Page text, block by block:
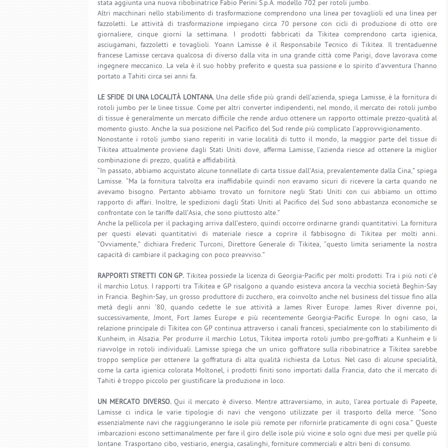
stata aggiunta una nuova ribobinatrice Fabio Perini S.p.A. modello 702 per rotoli jumbo.
Altri macchinari nello stabilimento di trasformazione comprendono una linea per tovaglioli ed una linea per
fazzoletti. Le attività di trasformazione impiegano circa 70 persone con cicli di produzione di otto ore
giornaliere, cinque giorni la settimana. I prodotti fabbricati da Tikitea comprendono carta igienica,
asciugamani, fazzoletti e tovaglioli. Yoann Lamisse è il Responsabile Tecnico di Tikitea. Il trentaduenne
francese Lamisse cercava qualcosa di diverso dalla vita in una grande città come Parigi, dove lavorava come
ingegnere meccanico. La vela è il suo hobby preferito e questa sua passione e lo spirito d’avventura l’hanno
portato a Tahiti circa sei anni fa.
LE SFIDE DI UNA LOCALITÀ LONTANA. Una delle sfide più grandi dell’azienda, spiega Lamisse, è la fornitura di
rotoli jumbo per le linee tissue. Come per altri converter indipendenti, nel mondo, il mercato dei rotoli jumbo
di tissue è generalmente un mercato difficile che rende arduo ottenere un rapporto ottimale prezzo-qualità al
momento giusto. Anche la sua posizione nel Pacifico del Sud rende più complicato l’approvvigionamento.
Nonostante i rotoli jumbo siano reperiti in varie località di tutto il mondo, la maggior parte del tissue di
Tikitea attualmente proviene dagli Stati Uniti dove, afferma Lamisse, l’azienda riesce ad ottenere la miglior
combinazione di prezzo, qualità e affidabilità.
“In passato, abbiamo acquistato alcune tonnellate di carta tissue dall’Asia, prevalentemente dalla Cina,” spiega
Lamisse. “Ma la fornitura talvolta era inaffidabile quindi non eravamo sicuri di ricevere la carta quando ne
avevamo bisogno. Pertanto abbiamo trovato un fornitore negli Stati Uniti con cui abbiamo un ottimo
rapporto di affari. Inoltre, le spedizioni dagli Stati Uniti al Pacifico del Sud sono abbastanza economiche se
confrontate con le tariffe dall’Asia, che sono piuttosto alte.”
Anche la pellicola per il packaging arriva dall’estero, quindi occorre ordinarne grandi quantitativi. La fornitura
per questi elevati quantitativi di materiale riesce a coprire il fabbisogno di Tikitea per molti anni.
“Ovviamente,” dichiara Frederic Turconi, Direttore Generale di Tikitea, “questo limita seriamente la nostra
capacità di cambiare il packaging con poco preavviso.”
RAPPORTI STRETTI CON GP. Tikitea possiede la licenza di Georgia-Pacific per molti prodotti. Tra i più noti c’è
il marchio Lotus. I rapporti tra Tikitea e GP risalgono a quando esisteva ancora la vecchia società Beghin-Say
in Francia. Beghin-Say, un grosso produttore di zucchero, era coinvolto anche nel business del tissue fino alla
metà degli anni ’80, quando cedette le sue attività a James River Europe. James River divenne poi,
successivamente, Jmont, Fort James Europe e più recentemente Georgia-Pacific Europe. In ogni caso, la
relazione principale di Tikitea con GP continua attraverso i canali francesi, specialmente con lo stabilimento di
Kunheim, in Alsazia. Per produrre il marchio Lotus, Tikitea importa rotoli jumbo pre-goffrati a Kunheim e li
riavvolge in rotoli individuali. Lamisse spiega che un unico goffratore sulla ribobinatrice a Tikitea sarebbe
troppo semplice per ottenere la goffratura di alta qualità richiesta da Lotus. Nel caso di alcune specialità,
come la carta igienica colorata Moltonel, i prodotti finiti sono importati dalla Francia, dato che il mercato di
Tahiti è troppo piccolo per giustificare la produzione in loco.
UN MERCATO DIVERSO.Qui il mercato è diverso. Mentre attraversiamo, in auto, l’area portuale di Papeete,
Lamisse ci indica le varie tipologie di navi che vengono utilizzate per il trasporto della merce. “Sono
essenzialmente navi che raggiungeranno le isole più remote per rifornirle praticamente di ogni cosa.” Queste
imbarcazioni escono settimanalmente per fare il giro delle isole più vicine e solo ogni due mesi per quelle più
lontane. Trasportano cibo, vestiario, energia, casalinghi, forniture commerciali e altri beni di consumo.